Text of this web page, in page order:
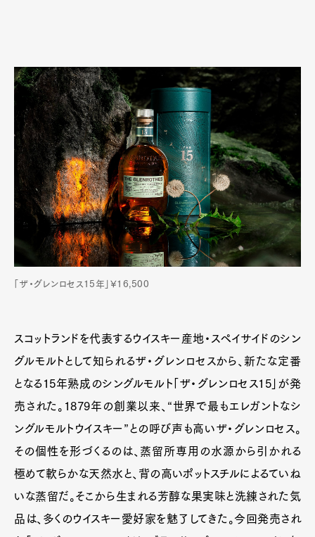
「ザ・グレンロセス15年」¥16,500
スコットランドを代表するウイスキー産地・スペイサイドのシン
グルモルトとして知られるザ・グレンロセスから、新たな定番
となる15年熟成のシングルモルト「ザ・グレンロセス15」が発
売された。1879年の創業以来、“世界で最もエレガントなシ
ングルモルトウイスキー”との呼び声も高いザ・グレンロセス。
その個性を形づくるのは、蒸留所専用の水源から引かれる
極めて軟らかな天然水と、背の高いポットスチルによるていね
いな蒸留だ。そこから生まれる芳醇な果実味と洗練された気
品は、多くのウイスキー愛好家を魅了してきた。今回発売され